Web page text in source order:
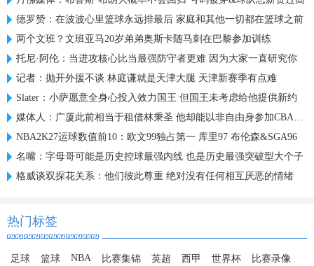
德罗赞：在波波心里篮球永远排最后 家庭和其他一切都在篮球之前
两个文班？文班亚马20岁弟弟奥斯卡随马刺在巴黎参加训练
托尼·阿伦：当进攻核心比当最强防守者更难 因为大家一直研究你
记者：抛开外援不谈 林庭谦就是天津大腿 天津新赛季有点难
Slater：小萨愿意全身心投入效力国王 但国王未考虑给他提供新约
媒体人：广厦此前相当于租借林秉圣 他却能以非自由身参加CBA选秀
NBA2K27运球数值前10：欧文99独占第一 库里97 布伦森&SGA96
名嘴：字母哥可能是历史控球最强内线 也是历史最强突破型大个子
格威谈双探花关系：他们彼此尊重 绝对没有任何相互厌恶的情绪
热门标签
足球 篮球 NBA 比赛集锦 英超 西甲 世界杯 比赛录像